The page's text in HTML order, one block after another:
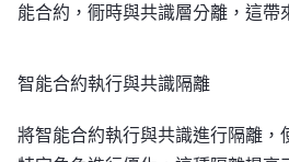
能合約，衕時與共識層分離，這帶
智能合約執行與共識隔離
將智能合約執行與共識進行隔離，